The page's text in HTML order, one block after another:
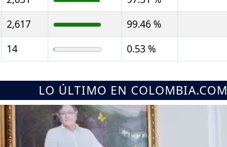
2,617
99.46 %
14 0.53 %
LO ÚLTIMO EN COLOMBIA.COM